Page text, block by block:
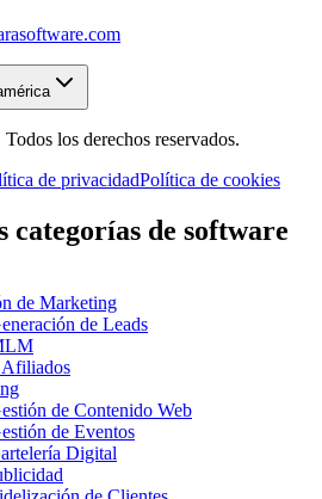
Todos los derechos reservados.
de privacidadPolítica de cookies
categorías de software
de Marketing
de Leads
Afiliados
de Contenido Web
de Eventos
Digital